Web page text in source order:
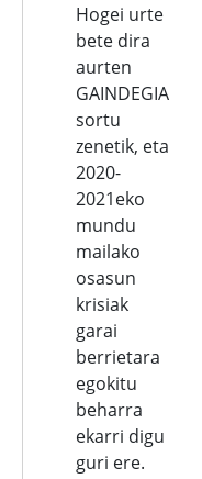
Hogei urte
bete dira
aurten
GAINDEGIA
sortu
zenetik, eta
2020-
2021eko
mundu
mailako
osasun
krisiak
garai
berrietara
egokitu
beharra
ekarri digu
guri ere.